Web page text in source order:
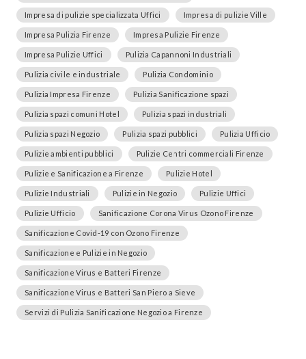
Impresa di pulizie specializzata Uffici Impresa di pulizie Ville
Impresa Pulizia Firenze Impresa Pulizie Firenze
Impresa Pulizie Uffici Pulizia Capannoni Industriali
Pulizia civile e industriale Pulizia Condominio
Pulizia Impresa Firenze Pulizia Sanificazione spazi
Pulizia spazi comuni Hotel Pulizia spazi industriali
Pulizia spazi Negozio Pulizia spazi pubblici Pulizia Ufficio
Pulizie ambienti pubblici Pulizie Centri commerciali Firenze
Pulizie e Sanificazione a Firenze Pulizie Hotel
Pulizie Industriali Pulizie in Negozio Pulizie Uffici
Pulizie Ufficio Sanificazione Corona Virus Ozono Firenze
Sanificazione Covid-19 con Ozono Firenze
Sanificazione e Pulizie in Negozio
Sanificazione Virus e Batteri Firenze
Sanificazione Virus e Batteri San Piero a Sieve
Servizi di Pulizia Sanificazione Negozio a Firenze